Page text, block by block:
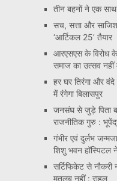
तीन बहनों ने एक साथ
सच, सत्ता और
‘आर्टिकल 25’ तैयार
आरएसएस के विरोध
समाज का उत्सव नहीं
हर घर तिरंगा और
में रंगेगा बिलासपुर
जनसंघ से जुड़े पिता बने
राजनीतिक गुरु :
गंभीर एवं दुर्लभ
शिशु भवन हॉस्पिटल
सर्टिफिकेट से
मतलब नहीं : राहुल